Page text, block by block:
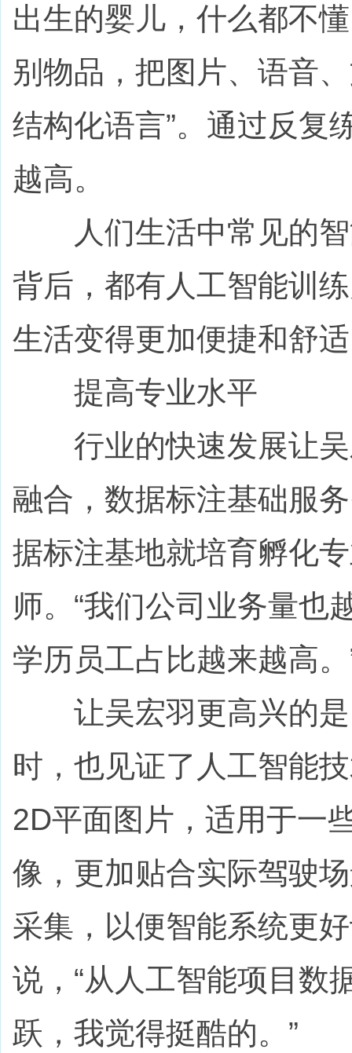
出生的婴儿，什么都不
别物品，把图片、语音
结构化语言”。通过反复
越高。
人们生活中常见的智
背后，都有人工智能训
生活变得更加便捷和舒
提高专业水平
行业的快速发展让吴
融合，数据标注基础服
据标注基地就培育孵化
师。“我们公司业务量也
学历员工占比越来越高
让吴宏羽更高兴的是
时，也见证了人工智能
2D平面图片，适用于一
像，更加贴合实际驾驶
采集，以便智能系统更
说，“从人工智能项目数
跃，我觉得挺酷的。”